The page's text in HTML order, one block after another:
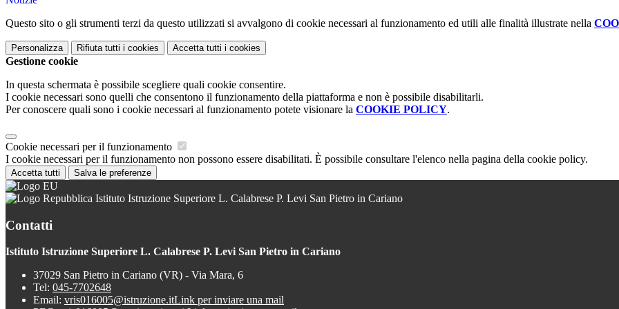
Questo sito o gli strumenti terzi da questo utilizzati si avvalgono di cookie necessari al funzionamento ed utili alle finalità illustrate nella
Personalizza Rifiuta tutti i cookies Accetta tutti i cookies
Gestione cookie
In questa schermata è possibile scegliere quali cookie consentire.
I cookie necessari sono quelli che consentono il funzionamento della piattaforma e non è possibile disabilitarli.
Per conoscere quali sono i cookie necessari al funzionamento potete visionare la COOKIE POLICY.
Cookie necessari per il funzionamento
I cookie necessari per il funzionamento non possono essere disabilitati. È possibile consultare l'elenco nella pagina della cookie policy.
Accetta tutti Salva le preferenze
Istituto Istruzione Superiore L. Calabrese P. Levi San Pietro in Cariano
Contatti
Istituto Istruzione Superiore L. Calabrese P. Levi San Pietro in Cariano
37029 San Pietro in Cariano (VR) - Via Mara, 6
Tel: 045-7702648
Email: vris016005@istruzione.itLink per inviare una mail